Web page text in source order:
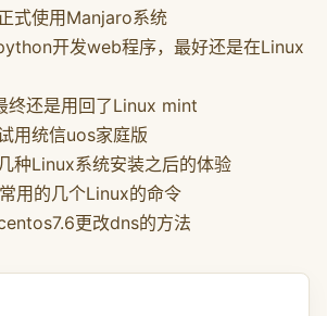
式使用Manjaro系统
开发web程序，最好还是在Linux
终还是用回了Linux mint
用统信uos家庭版
种Linux系统安装之后的体验
常用的几个Linux的命令
更改dns的方法